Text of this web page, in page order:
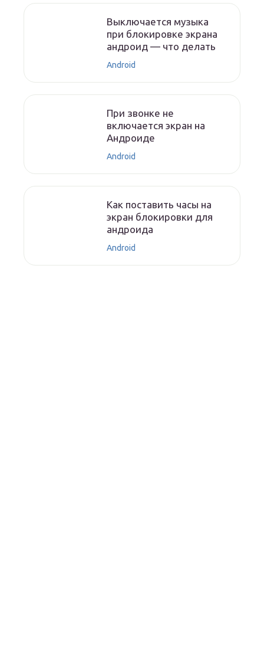
Выключается музыка
при блокировке экрана
андроид — что делать
Android
При звонке не
включается экран на
Андроиде
Android
Как поставить часы на
экран блокировки для
андроида
Android